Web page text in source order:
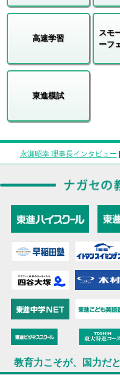
高速学習
スモ
ーフ
東進模試
永瀬昭幸 理事長インタビュー
教育力こそが、国力だと